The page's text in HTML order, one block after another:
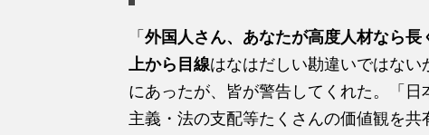
「 外国人さん、あなたが高度人材なら長
上から目線はなはだしい勘違いではな
にあったが、皆が警告してくれた。「
主義・法の支配等たくさんの価値観を